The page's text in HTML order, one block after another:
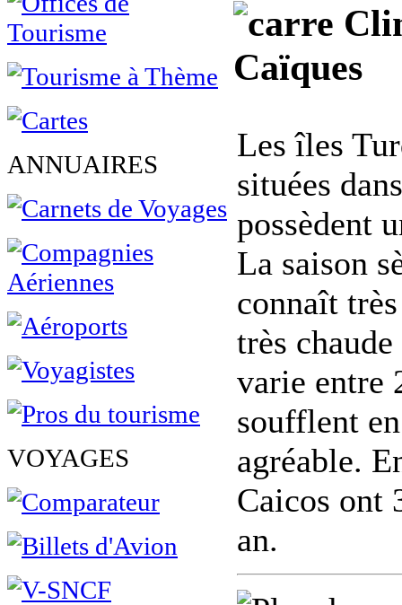
ANNUAIRES
VOYAGES
Caïques
Les îles
situées
possèdent
La saison
connaît
très
varie entre
soufflent
agréable.
Caicos ont
an.